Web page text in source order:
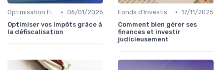
Optimisation Fiscale • 06/01/2026
Optimiser vos impôts grâce à
la défiscalisation
Fonds d'Investissement et ETF • 17/11/2025
Comment bien gérer ses
finances et investir
judicieusement